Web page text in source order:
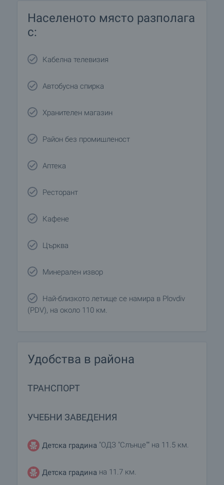
Населеното място разполага
с:
Кабелна телевизия
Автобусна спирка
Хранителен магазин
Район без промишленост
Аптека
Ресторант
Кафене
Църква
Минерален извор
Най-близкото летище се намира в Plovdiv
(PDV), на около 110 км.
Удобства в района
ТРАНСПОРТ
УЧЕБНИ ЗАВЕДЕНИЯ
Детска градина "ОДЗ "Слънце"" на 11.5 км.
Детска градина на 11.7 км.